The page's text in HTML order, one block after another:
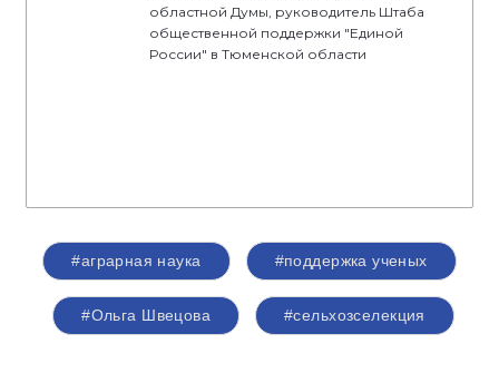
областной Думы, руководитель Штаба
общественной поддержки "Единой
России" в Тюменской области
#аграрная наука #поддержка ученых
#Ольга Швецова #сельхозселекция